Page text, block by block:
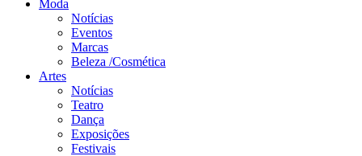
Moda
Notícias
Eventos
Marcas
Beleza /Cosmética
Artes
Notícias
Teatro
Dança
Exposições
Festivais